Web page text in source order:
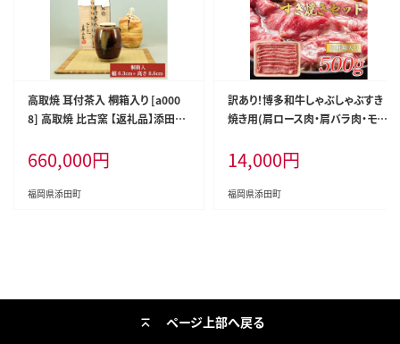
高取焼 耳付茶入 桐箱入り [a000
8] 高取焼 比古窯 【返礼品】添田町
660,000円
福岡県添田町
訳あり！博多和牛しゃぶしゃぶすき
焼き用(肩ロース肉・肩バラ肉・モモ
Plus ※配送不可：離島【返礼品】添
田町 ふるさと納税
14,000円
福岡県添田町
ページ上部へ戻る